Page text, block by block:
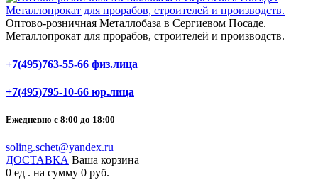
Оптово-розничная Металлобаза в Сергиевом Посаде.
Металлопрокат для прорабов, строителей и производств.
+7(495)763-55-66 физ.лица
+7(495)795-10-66 юр.лица
Ежедневно с 8:00 до 18:00
soling.schet@yandex.ru
ДОСТАВКА Ваша корзина
0 ед . на сумму 0 pуб.